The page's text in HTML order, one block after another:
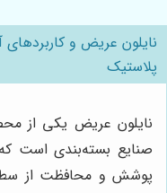
نایلون عریض و
پلاستیک
نایلون عریض یکی از
صنایع بسته‌بندی است
پوشش و محافظت از